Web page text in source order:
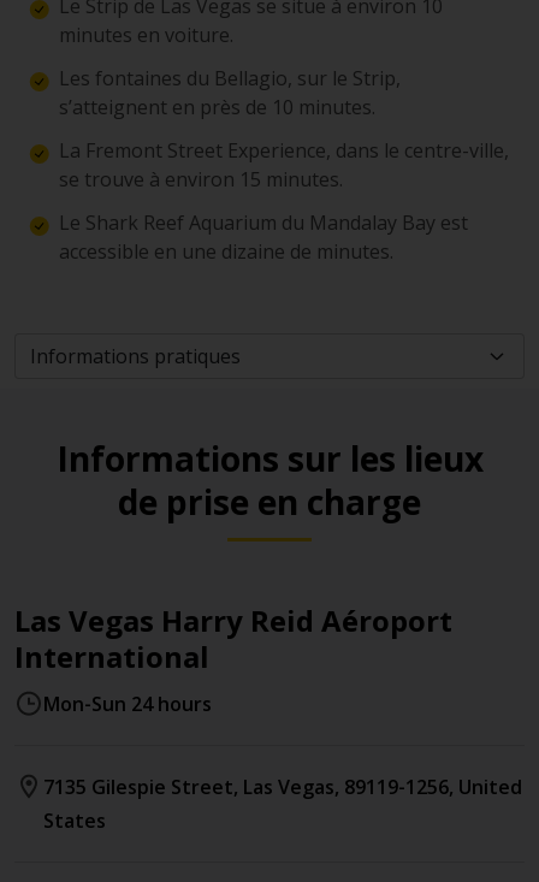
Le Strip de Las Vegas se situe à environ 10
minutes en voiture.
Les fontaines du Bellagio, sur le Strip,
s’atteignent en près de 10 minutes.
La Fremont Street Experience, dans le centre-ville,
se trouve à environ 15 minutes.
Le Shark Reef Aquarium du Mandalay Bay est
accessible en une dizaine de minutes.
Informations sur les lieux
de prise en charge
Las Vegas Harry Reid Aéroport
International
Mon-Sun 24 hours
7135 Gilespie Street, Las Vegas, 89119-1256, United
States